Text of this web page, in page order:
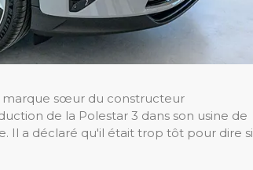
marque sœur du constructeur
de la Polestar 3 dans son usine de
Il a déclaré qu'il était trop tôt pour dire si